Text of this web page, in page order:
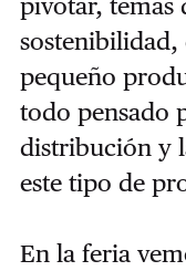
pequeño
todo pensado
distribución y
este tipo de
En la feria